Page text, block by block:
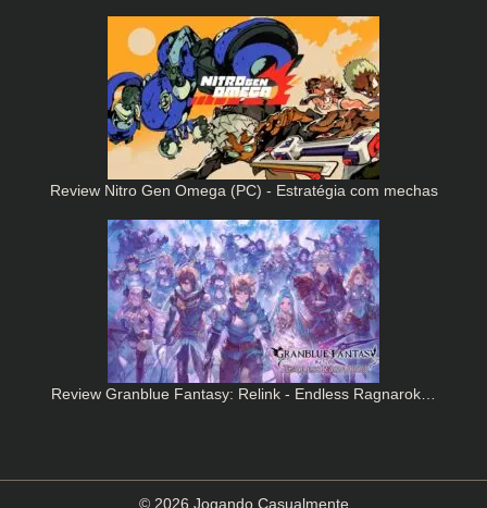
Review Nitro Gen Omega (PC) - Estratégia com mechas
Review Granblue Fantasy: Relink - Endless Ragnarok…
© 2026 Jogando Casualmente